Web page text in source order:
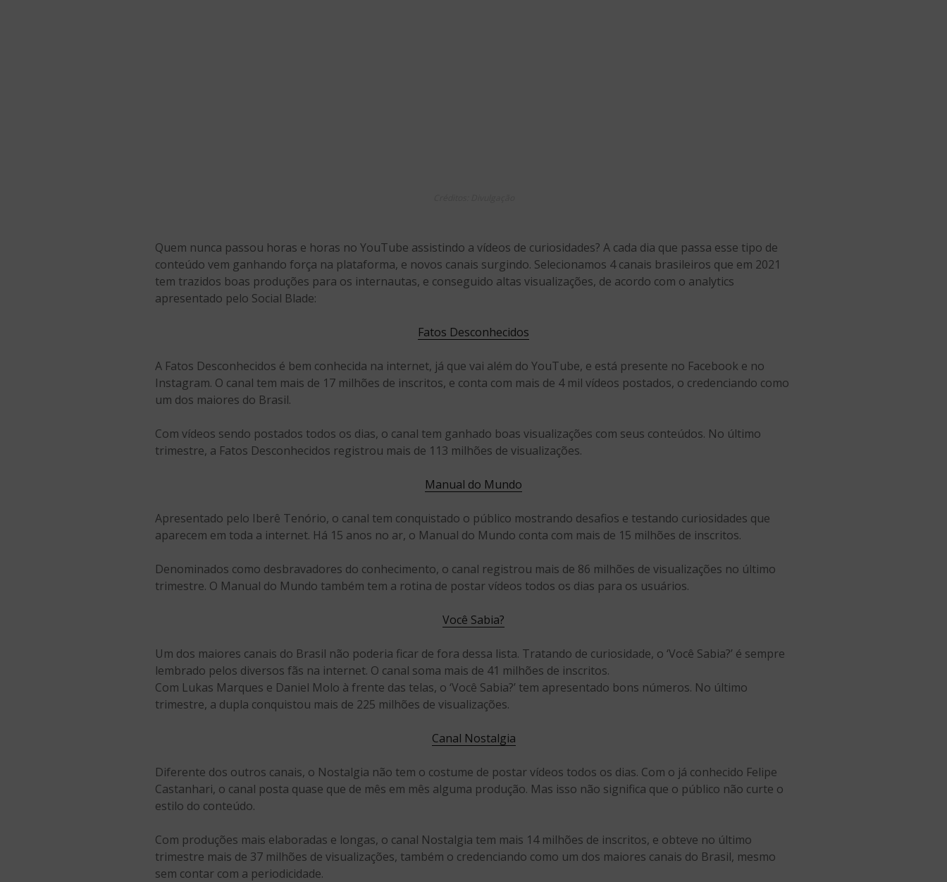
Quem nunca passou horas e horas no YouTube assistindo a vídeos de curiosidades? A cada dia que passa esse tipo de
conteúdo vem ganhando força na plataforma, e novos canais surgindo. Selecionamos 4 canais brasileiros que em 2021
tem trazidos boas produções para os internautas, e conseguido altas visualizações, de acordo com o analytics
apresentado pelo Social Blade:
Fatos Desconhecidos
A Fatos Desconhecidos é bem conhecida na internet, já que vai além do YouTube, e está presente no Facebook e no
Instagram. O canal tem mais de 17 milhões de inscritos, e conta com mais de 4 mil vídeos postados, o credenciando como
um dos maiores do Brasil.
Com vídeos sendo postados todos os dias, o canal tem ganhado boas visualizações com seus conteúdos. No último
trimestre, a Fatos Desconhecidos registrou mais de 113 milhões de visualizações.
Manual do Mundo
Apresentado pelo Iberê Tenório, o canal tem conquistado o público mostrando desafios e testando curiosidades que
aparecem em toda a internet. Há 15 anos no ar, o Manual do Mundo conta com mais de 15 milhões de inscritos.
Denominados como desbravadores do conhecimento, o canal registrou mais de 86 milhões de visualizações no último
trimestre. O Manual do Mundo também tem a rotina de postar vídeos todos os dias para os usuários.
Você Sabia?
Um dos maiores canais do Brasil não poderia ficar de fora dessa lista. Tratando de curiosidade, o ‘Você Sabia?’ é sempre
lembrado pelos diversos fãs na internet. O canal soma mais de 41 milhões de inscritos.
Com Lukas Marques e Daniel Molo à frente das telas, o ‘Você Sabia?’ tem apresentado bons números. No último
trimestre, a dupla conquistou mais de 225 milhões de visualizações.
Canal Nostalgia
Diferente dos outros canais, o Nostalgia não tem o costume de postar vídeos todos os dias. Com o já conhecido Felipe
Castanhari, o canal posta quase que de mês em mês alguma produção. Mas isso não significa que o público não curte o
estilo do conteúdo.
Com produções mais elaboradas e longas, o canal Nostalgia tem mais 14 milhões de inscritos, e obteve no último
trimestre mais de 37 milhões de visualizações, também o credenciando como um dos maiores canais do Brasil, mesmo
sem contar com a periodicidade.